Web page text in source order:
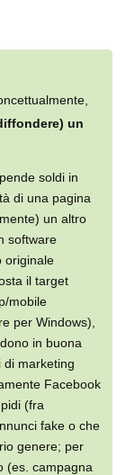
un
soldi in
di una pagina
un altro
software
originale
il target
mobile
per Windows),
in buona
di marketing
Facebook
(fra
fake o che
genere; per
(es. campagna